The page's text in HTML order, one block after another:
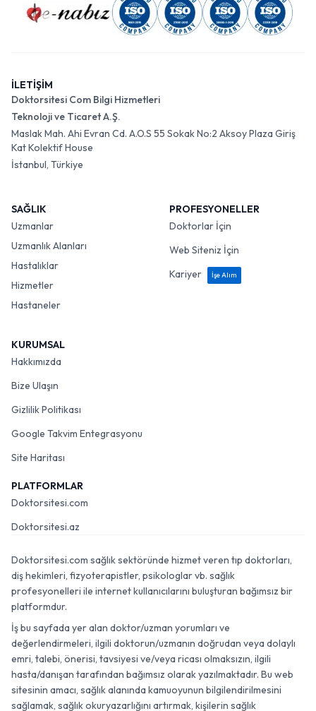
İLETİŞİM
Doktorsitesi Com Bilgi Hizmetleri
Teknoloji ve Ticaret A.Ş.
Maslak Mah. Ahi Evran Cd. A.O.S 55 Sokak No:2 Aksoy Plaza Giriş
Kat Kolektif House
İstanbul, Türkiye
SAĞLIK
Uzmanlar
Uzmanlık Alanları
Hastalıklar
Hizmetler
Hastaneler
PROFESYONELLER
Doktorlar İçin
Web Siteniz İçin
Kariyer
İşe Alım
KURUMSAL
Hakkımızda
Bize Ulaşın
Gizlilik Politikası
Google Takvim Entegrasyonu
Site Haritası
PLATFORMLAR
Doktorsitesi.com
Doktorsitesi.az
Doktorsitesi.com sağlık sektöründe hizmet veren tıp doktorları,
diş hekimleri, fizyoterapistler, psikologlar vb. sağlık
profesyonelleri ile internet kullanıcılarını buluşturan bağımsız bir
platformdur.
İş bu sayfada yer alan doktor/uzman yorumları ve
değerlendirmeleri, ilgili doktorun/uzmanın doğrudan veya dolaylı
emri, talebi, önerisi, tavsiyesi ve/veya ricası olmaksızın, ilgili
hasta/danışan tarafından bağımsız olarak yazılmaktadır. Bu web
sitesinin amacı, sağlık alanında kamuoyunun bilgilendirilmesini
sağlamak, sağlık okuryazarlığını artırmak, kişilerin sağlık